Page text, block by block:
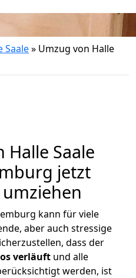
Saale» Umzug von Halle
Halle Saale
jetzt
kann für viele
aber auch stressige
dass der
verläuftund alle
werden, ist